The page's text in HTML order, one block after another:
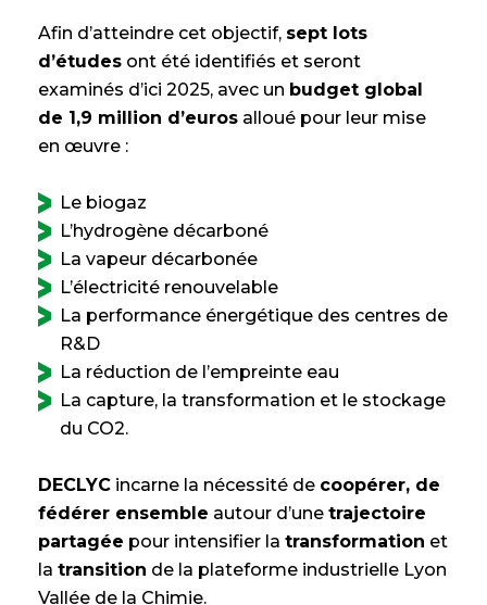
Afin d’atteindre cet objectif, sept lots
d’études ont été identifiés et seront
examinés d’ici 2025, avec un budget global
de 1,9 million d’euros alloué pour leur mise
en œuvre :
Le biogaz
L’hydrogène décarboné
La vapeur décarbonée
L’électricité renouvelable
La performance énergétique des centres de
R&D
La réduction de l’empreinte eau
La capture, la transformation et le stockage
du CO2.
DECLYC incarne la nécessité de coopérer, de
fédérer ensemble autour d’une trajectoire
partagée pour intensifier la transformation et
la transition de la plateforme industrielle Lyon
Vallée de la Chimie.